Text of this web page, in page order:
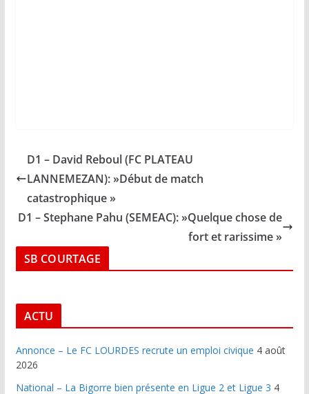
D1 – David Reboul (FC PLATEAU
LANNEMEZAN): »Début de match
catastrophique »
D1 – Stephane Pahu (SEMEAC): »Quelque chose de
fort et rarissime »
SB COURTAGE
ACTU
Annonce – Le FC LOURDES recrute un emploi civique 4 août
2026
National – La Bigorre bien présente en Ligue 2 et Ligue 3 4